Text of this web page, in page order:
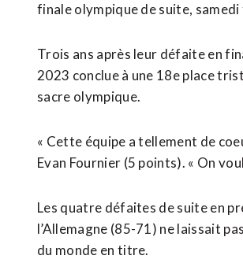
finale olympique de suite,
Trois ans après leur défaite en
2023 conclue à une 18e place
sacre olympique.
« Cette équipe a tellement de
Evan Fournier (5 points). « On
Les quatre défaites de suite en
l’Allemagne (85-71) ne laissait
du monde en titre.